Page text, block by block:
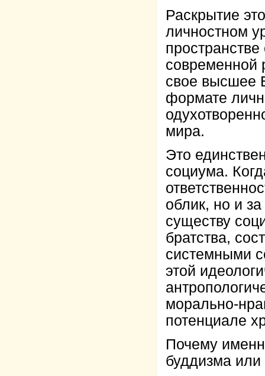
Раскрытие
личностном
современной
свое высшее
формате
мира.
Это
социума.
облик, но и
существу
братства,
системными
этой
морально-
потенциале
Почему
буддизма